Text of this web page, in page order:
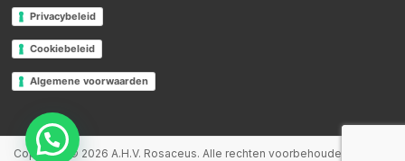
Privacybeleid
Cookiebeleid
Algemene voorwaarden
Copyright © 2026 A.H.V. Rosaceus. Alle rechten voorbehouden. Thema